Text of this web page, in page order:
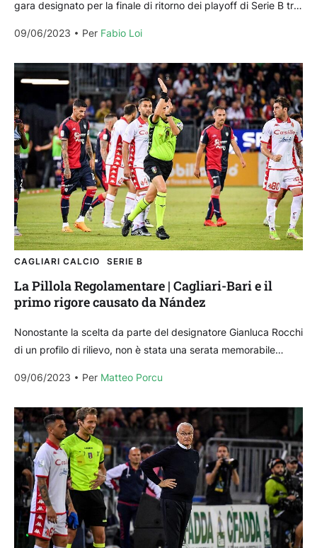
gara designato per la finale di ritorno dei playoff di Serie B tra
09/06/2023
Per Fabio Loi
CAGLIARI CALCIO SERIE B
La Pillola Regolamentare | Cagliari-Bari e il
primo rigore causato da Nández
Nonostante la scelta da parte del designatore Gianluca Rocchi
di un profilo di rilievo, non è stata una serata memorabile
09/06/2023
Per Matteo Porcu